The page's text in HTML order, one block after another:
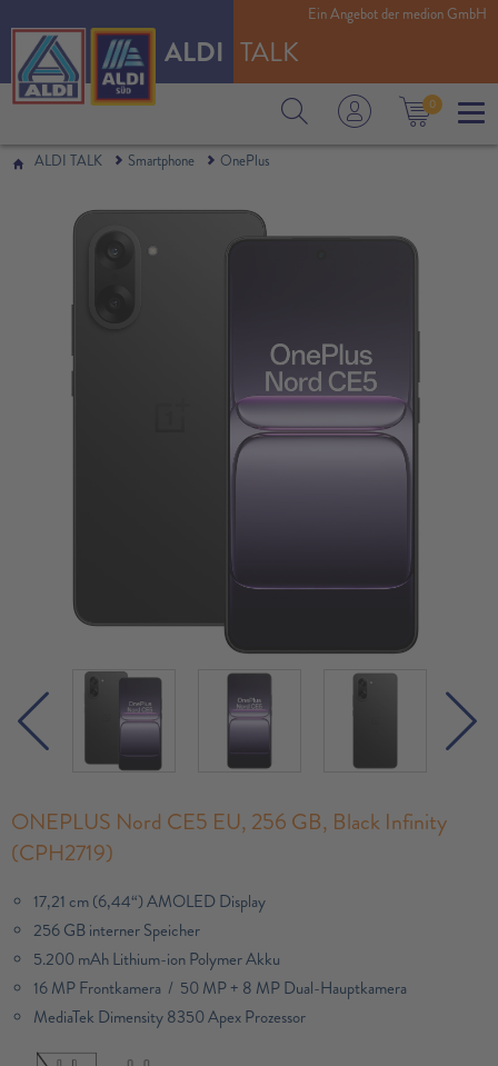
ALDI TALK
0
Ein Angebot der medion GmbH
ALDI TALK Smartphone OnePlus
ONEPLUS Nord CE5 EU, 256 GB, Black Infinity
(CPH2719)
17,21 cm (6,44“) AMOLED Display
256 GB interner Speicher
5.200 mAh Lithium-ion Polymer Akku
16 MP Frontkamera / 50 MP + 8 MP Dual-Hauptkamera
MediaTek Dimensity 8350 Apex Prozessor